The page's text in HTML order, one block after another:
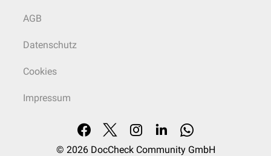
AGB
Datenschutz
Cookies
Impressum
© 2026 DocCheck Community GmbH